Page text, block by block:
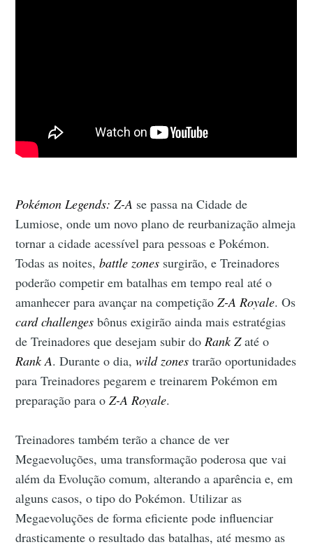
Pokémon Legends: Z-A se passa na Cidade de
Lumiose, onde um novo plano de reurbanização almeja
tornar a cidade acessível para pessoas e Pokémon.
Todas as noites,battle zones surgirão, e Treinadores
poderão competir em batalhas em tempo real até o
amanhecer para avançar na competiçãoZ-A Royale. Os
card challenges bônus exigirão ainda mais estratégias
de Treinadores que desejam subir do Rank Zaté o
Rank A. Durante o dia,wild zones trarão oportunidades
para Treinadores pegarem e treinarem Pokémon em
preparação para oZ-A Royale.
Treinadores também terão a chance de ver
Megaevoluções, uma transformação poderosa que vai
além da Evolução comum, alterando a aparência e, em
alguns casos, o tipo do Pokémon. Utilizar as
Megaevoluções de forma eficiente pode influenciar
drasticamente o resultado das batalhas, até mesmo as